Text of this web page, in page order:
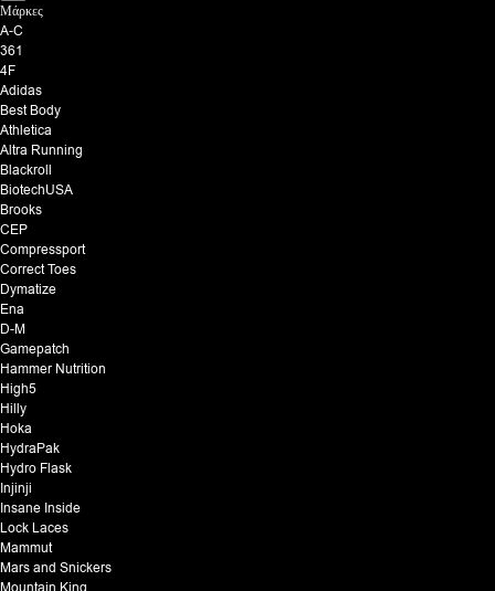
Μάρκες
A-C
361
4F
Adidas
Best Body
Athletica
Altra Running
Blackroll
BiotechUSA
Brooks
CEP
Compressport
Correct Toes
Dymatize
Ena
D-M
Gamepatch
Hammer Nutrition
High5
Hilly
Hoka
HydraPak
Hydro Flask
Injinji
Insane Inside
Lock Laces
Mammut
Mars and Snickers
Mountain King